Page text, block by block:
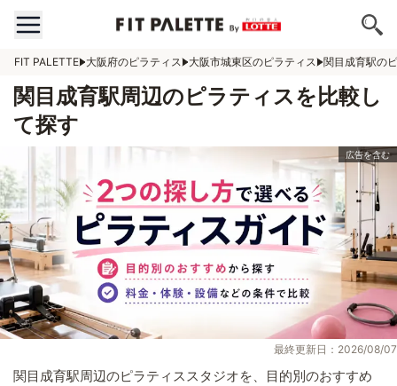
FIT PALETTE 大阪府のピラティス 大阪市城東区のピラティス 関目成育駅の
関目成育駅周辺のピラティスを比較し
て探す
最終更新日：2026/08/07
関目成育駅周辺のピラティススタジオを、目的別のおすすめ